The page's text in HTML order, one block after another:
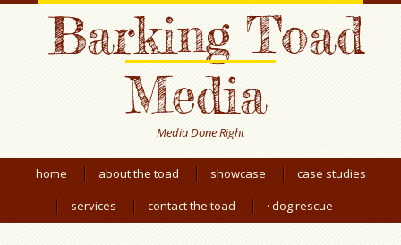
Barking Toad
Media
Media Done Right
home about the toad showcase
case studies
services
contact the toad · dog rescue ·